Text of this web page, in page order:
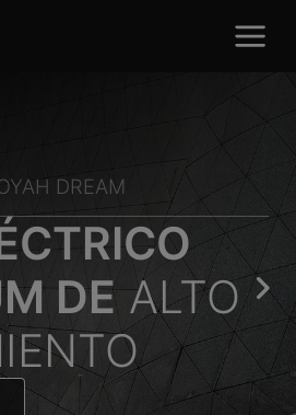
DREAM
DEALTO